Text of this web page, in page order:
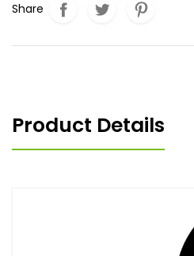
Share
Product Details